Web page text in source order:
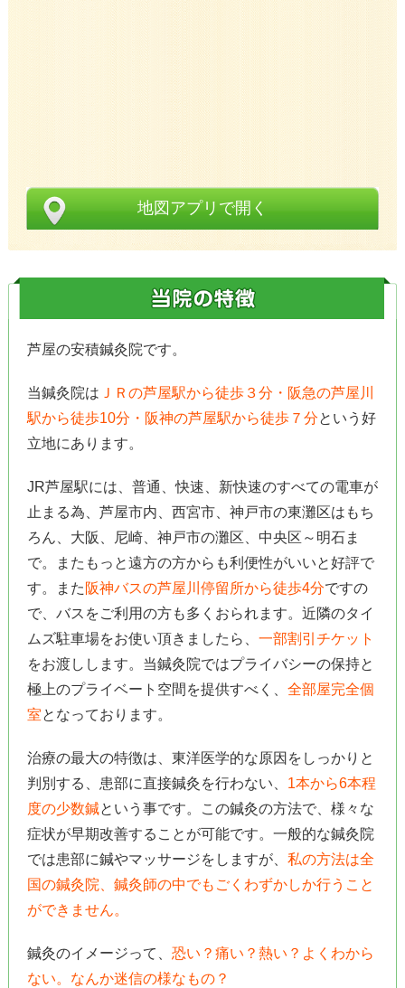
地図アプリで開く
芦屋の安積鍼灸院です。
当鍼灸院は ＪＲの芦屋駅から徒歩３分・阪急の芦屋川
駅から徒歩10分・阪神の芦屋駅から徒歩７分という好
立地にあります。
JR芦屋駅には、普通、快速、新快速のすべての電車が
止まる為、芦屋市内、西宮市、神戸市の東灘区はもち
ろん、大阪、尼崎、神戸市の灘区、中央区～明石ま
で。またもっと遠方の方からも利便性がいいと好評で
す。また 阪神バスの芦屋川停留所から徒歩4分ですの
で、バスをご利用の方も多くおられます。近隣のタイ
ムズ駐車場をお使い頂きましたら、 一部割引チケット
をお渡しします。当鍼灸院ではプライバシーの保持と
極上のプライベート空間を提供すべく、 全部屋完全個
室となっております。
治療の最大の特徴は、東洋医学的な原因をしっかりと
判別する、患部に直接鍼灸を行わない、 1本から6本程
度の少数鍼という事です。この鍼灸の方法で、様々な
症状が早期改善することが可能です。一般的な鍼灸院
では患部に鍼やマッサージをしますが、 私の方法は全
国の鍼灸院、鍼灸師の中でもごくわずかしか行うこと
ができません。
鍼灸のイメージって、 恐い？痛い？熱い？よくわから
ない。なんか迷信の様なもの？